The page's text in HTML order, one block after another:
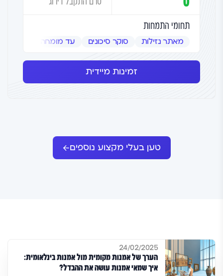
תחומי התמחות
מאתר נזילות סוקר סיכונים עד מומחה
זמינות מיידית
טען בעלי מקצוע נוספים
24/02/2025
הערך של אמנות מקומית מול אמנות בינלאומית:
איך שמאי אמנות עושה את ההבדל?